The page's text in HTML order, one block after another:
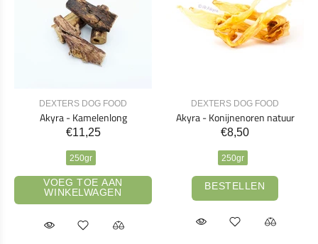
DEXTERS DOG FOOD
Akyra - Kamelenlong
€11,25
250gr
VOEG TOE AAN
WINKELWAGEN
DEXTERS DOG FOOD
Akyra - Konijnenoren natuur
€8,50
250gr
BESTELLEN